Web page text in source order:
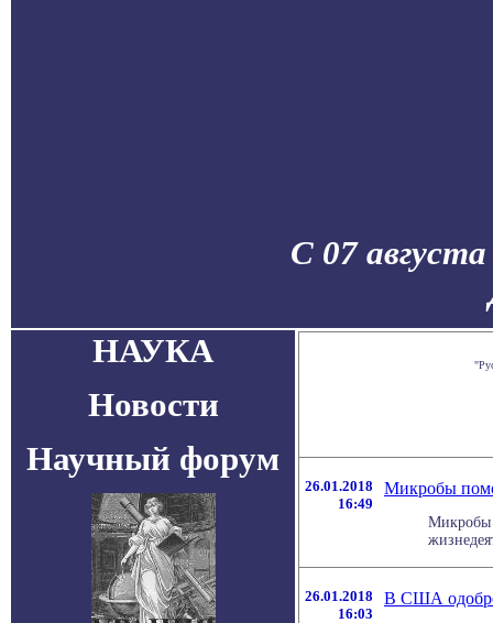
С 07
НАУКА
Новости
Научный форум
26.01.2018
16:49
Микробы
Микробы
26.01.2018
16:03
В США